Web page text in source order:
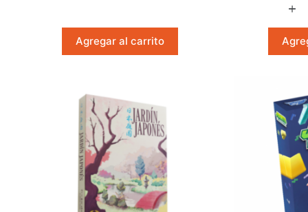
Agregar al carrito